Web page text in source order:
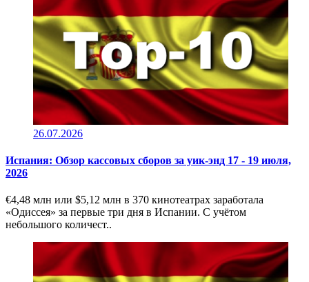
26.07.2026
Испания: Обзор кассовых сборов за уик-энд 17 - 19 июля,
2026
€4,48 млн или $5,12 млн в 370 кинотеатрах заработала
«Одиссея» за первые три дня в Испании. С учётом
небольшого количест..